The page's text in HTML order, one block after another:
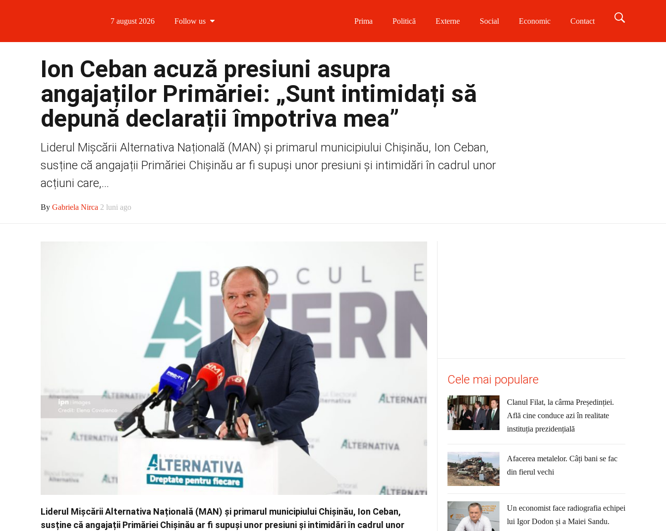
7 august 2026 Follow us
Follow us on Twitter
Follow us on Telegram
Prima Politică Externe Social Economic Contact
Ion Ceban acuză presiuni asupra
angajaților Primăriei: „Sunt intimidați să
depună declarații împotriva mea”
Liderul Mișcării Alternativa Națională (MAN) și primarul municipiului Chișinău, Ion Ceban,
susține că angajații Primăriei Chișinău ar fi supuși unor presiuni și intimidări în cadrul unor
acțiuni care,...
By Gabriela Nirca 2 luni ago
Liderul Mișcării Alternativa Națională (MAN) și primarul municipiului Chișinău, Ion Ceban,
susține că angajații Primăriei Chișinău ar fi supuși unor presiuni și intimidări în cadrul unor
Cele mai populare
Clanul Filat, la cârma Președinției.
Află cine conduce azi în realitate
instituția prezidențială
Afacerea metalelor. Câți bani se fac
din fierul vechi
Un economist face radiografia echipei
lui Igor Dodon și a Maiei Sandu.